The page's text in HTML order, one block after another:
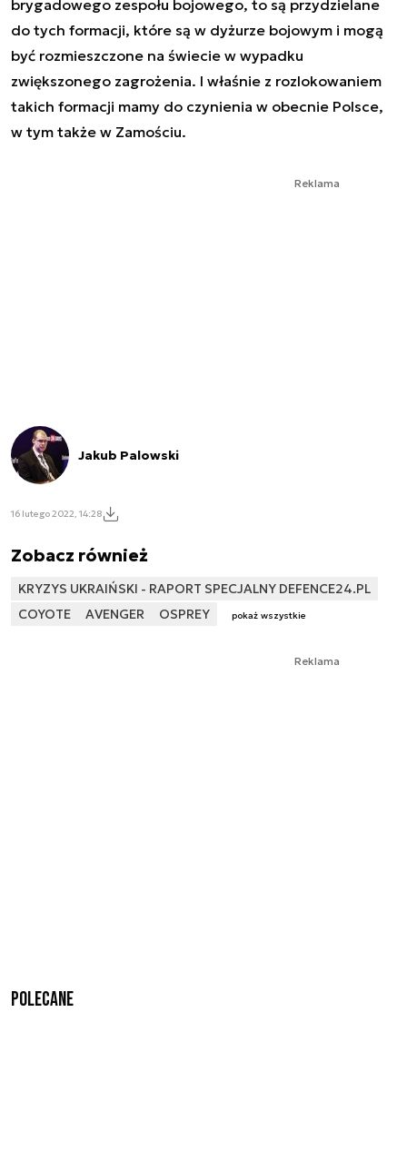
brygadowego zespołu bojowego, to są przydzielane
do tych formacji, które są w dyżurze bojowym i mogą
być rozmieszczone na świecie w wypadku
zwiększonego zagrożenia. I właśnie z rozlokowaniem
takich formacji mamy do czynienia w obecnie Polsce,
w tym także w Zamościu.
Reklama
Jakub Palowski
16 lutego 2022, 14:28
Zobacz również
KRYZYS UKRAIŃSKI - RAPORT SPECJALNY DEFENCE24.PL
COYOTE
AVENGER OSPREY pokaż wszystkie
Reklama
Polecane